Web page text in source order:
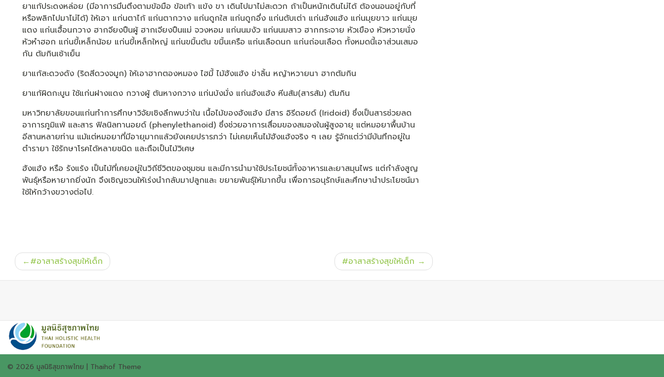
ยาแก้ประดงหล่อย (มีอาการมึนตึงตามข้อมือ ข้อเท้า แข้ง ขา เดินไปมาไม่สะดวก ถ้าเป็นหนักเดินไม่ได้ ต้องนอนอยู่กับที่
หรือพลิกไปมาไม่ได้) ให้เอา แก่นตาไก้ แก่นตากวาง แก่นดูกใส แก่นดูกอึ่ง แก่นตับเต่า แก่นฮังแฮ้ง แก่นมุยขาว แก่นมุย
แดง แก่นเฮื้อนกวาง ฮากจียงปืนผู้ ฮากเจียงปืนแม่ จวงหอม แก่นนมงัว แก่นนมสาว ฮากกระจาย หัวเขือง หัวหวายนั่ง
หัวหำฮอก แก่นขี้เหล็กน้อย แก่นขี้เหล็กใหญ่ แก่นขมิ้นต้น ขมิ้นเครือ แก่นเลือดนก แก่นถ่อนเลือด ทั้งหมดนี้เอาส่วนเสมอ
กัน ต้มกินเช้าเย็น
ยาแก้สะดวงดัง (ริดสีดวงจมูก) ให้เอาฮากตองหมอง ไฮมี้ ไม้ฮังแฮ้ง ข่าลิ้น หญ้าหวายนา ฮากต้มกิน
ยาแก้ผิดกะบูน ใช้แก่นฝางแดง กวางผู้ ต้นหางกวาง แก่นบ้งมั่ง แก่นฮังแฮ้ง หีนส้ม(สารส้ม) ต้มกิน
มหาวิทยาลัยขอนแก่นทำการศึกษาวิจัยเชิงลึกพบว่าใน เนื้อไม้ของฮังแฮ้ง มีสาร อิรีดอยด์ (Iridoid) ซึ่งเป็นสารช่วยลด
อาการภูมิแพ้ และสาร ฟิลนิลทานอยด์ (phenylethanoid) ซึ่งช่วยอาการเสื่อมของสมองในผู้สูงอายุ แต่หมอยาพื้นบ้าน
อีสานหลายท่าน แม้แต่หมอยาที่มีอายุมากแล้วยังเคยปรารภว่า ไม่เคยเห็นไม้ฮังแฮ้งจริง ๆ เลย รู้จักแต่ว่ามีบันทึกอยู่ใน
ตำรายา ใช้รักษาโรคได้หลายชนิด และถือเป็นไม้วิเศษ
ฮังแฮ้ง หรือ รังแร้ง เป็นไม้ที่เคยอยู่ในวิถีชีวิตของชุมชน และมีการนำมาใช้ประโยชน์ทั้งอาหารและยาสมุนไพร แต่กำลังสูญ
พันธุ์หรือหายากยิ่งนัก จึงเชิญชวนให้เร่งนำกลับมาปลูกและ ขยายพันธุ์ให้มากขึ้น เพื่อการอนุรักษ์และศึกษานำประโยชน์มา
ใช้ให้กว้างขวางต่อไป.
แนะแนว
เรื่อง
#อาสาสร้างสุขให้เด็ก #อาสาสร้างสุขให้เด็ก
© 2026 มูลนิธิสุขภาพไทย | Thaihof Theme